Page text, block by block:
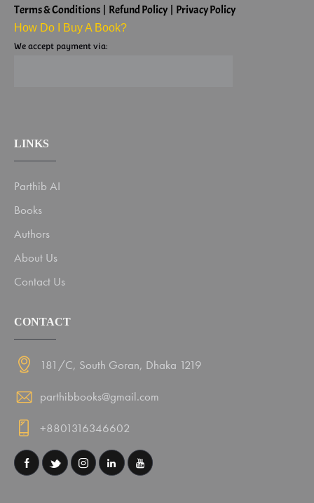
Terms & Conditions | Refund Policy | Privacy Policy
How Do I Buy A Book?
We accept payment via:
LINKS
Parthib AI
Books
Authors
About Us
Contact Us
CONTACT
181/C, South Goran, Dhaka 1219
parthibbooks@gmail.com
+8801316346602